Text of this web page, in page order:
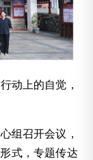
动上的自觉，
组召开会议，
式，专题传达